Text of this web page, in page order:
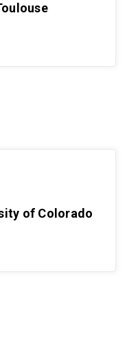
of Colorado